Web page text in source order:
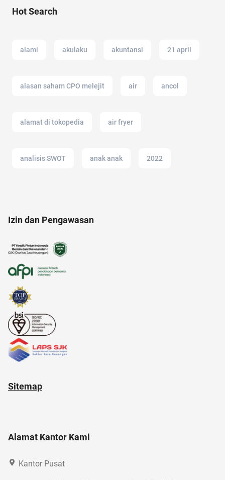
Hot Search
alami akulaku akuntansi 21 april
alasan saham CPO melejit air ancol
alamat di tokopedia air fryer
analisis SWOT anak anak 2022
android
Izin dan Pengawasan
Sitemap
Alamat Kantor Kami
Kantor Pusat